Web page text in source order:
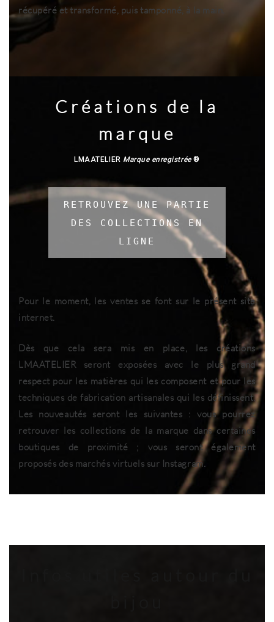
récupéré et transformé, puis tamponné, à la main.
Créations de la
marque
LMAATELIER Marque enregistrée®
RETROUVEZ UNE PARTIE
DES COLLECTIONS EN
LIGNE
Pour le moment, les ventes se font sur le présent site
internet.
Dès que cela sera mis en place, les créations
LMAATELIER seront exposées avec le plus grand
respect pour les matières qui les composent et pour les
techniques de fabrication artisanales qui les définissent.
Les nouveautés seront les suivantes : vous pourrez
retrouver les collections de la marque dans certaines
boutiques de proximité ; vous seront également
proposés des marchés virtuels sur Instagram.